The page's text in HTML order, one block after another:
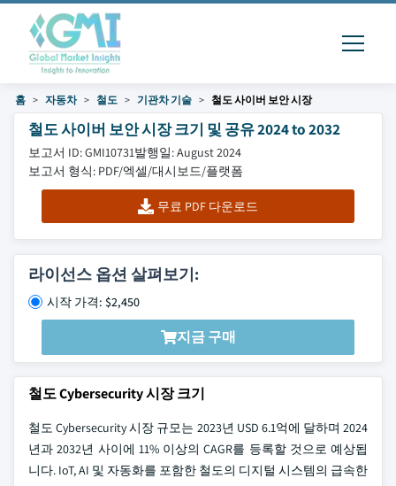
홈 자동차 철도 기관차 기술 철도 사이버 보안 시장
철도 사이버 보안 시장 크기 및 공유 2024 to 2032
보고서 ID: GMI10731발행일: August 2024
보고서 형식: PDF/엑셀/대시보드/플랫폼
무료 PDF 다운로드
라이선스 옵션 살펴보기:
시작 가격: $2,450
지금 구매
철도 Cybersecurity 시장 크기
철도 Cybersecurity 시장 규모는 2023년 USD 6.1억에 달하며 2024
년과 2032년 사이에 11% 이상의 CAGR를 등록할 것으로 예상됩
니다. IoT, AI 및 자동화를 포함한 철도의 디지털 시스템의 급속한